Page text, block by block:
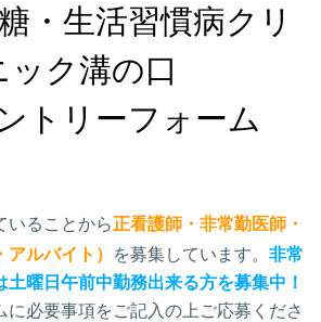
・生活習慣病クリ
ック溝の口
トリーフォーム
いることから正看護師・非常勤医師・
ルバイト） を募集しています。 非常
曜日午前中勤務出来る方を募集中！
に必要事項をご記入の上ご応募くださ